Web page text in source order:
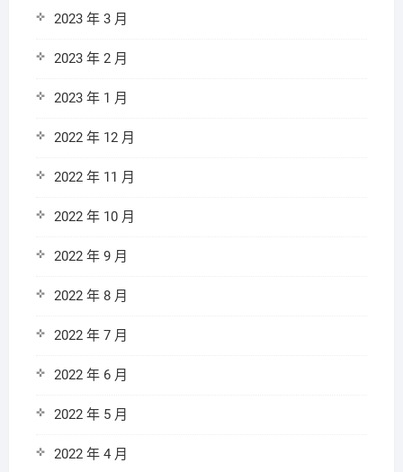
2023 年 3 月
2023 年 2 月
2023 年 1 月
2022 年 12 月
2022 年 11 月
2022 年 10 月
2022 年 9 月
2022 年 8 月
2022 年 7 月
2022 年 6 月
2022 年 5 月
2022 年 4 月